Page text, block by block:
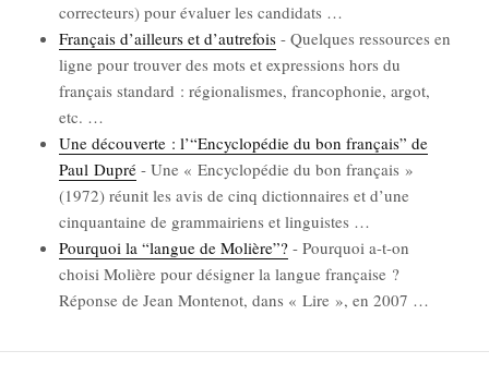
cor­rec­teurs) pour éva­luer les can­di­dats …
Fran­çais d’ailleurs et d’autrefois - Quelques res­sources en
ligne pour trou­ver des mots et expres­sions hors du
fran­çais stan­dard : régio­na­lismes, fran­co­pho­nie, argot,
etc. …
Une décou­verte : l’“Encyclopédie du bon fran­çais” de
Paul Dupré - Une « Ency­clo­pé­die du bon fran­çais »
(1972) réunit les avis de cinq dic­tion­naires et d’une
cin­quan­taine de gram­mai­riens et lin­guistes …
Pour­quoi la “langue de Molière”? - Pour­quoi a-t-on
choi­si Molière pour dési­gner la langue fran­çaise ?
Réponse de Jean Mon­te­not, dans « Lire », en 2007 …